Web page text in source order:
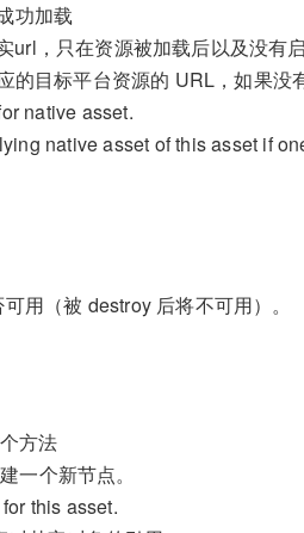
功加载
url，只在资源被加载后以及没有
的目标平台资源的 URL，如果没
native asset.
native asset of this asset if
用（被 destroy 后将不可用）。
方法
一个新节点。
this asset.